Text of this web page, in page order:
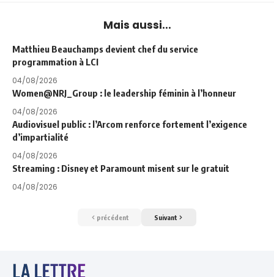
Mais aussi...
Matthieu Beauchamps devient chef du service
programmation à LCI
04/08/2026
Women@NRJ_Group : le leadership féminin à l’honneur
04/08/2026
Audiovisuel public : l’Arcom renforce fortement l’exigence
d’impartialité
04/08/2026
Streaming : Disney et Paramount misent sur le gratuit
04/08/2026
précédent Suivant